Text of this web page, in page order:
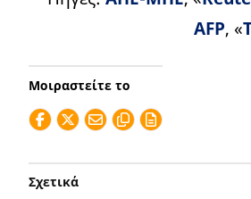
AFP, «
Μοιραστείτε το
Σχετικά